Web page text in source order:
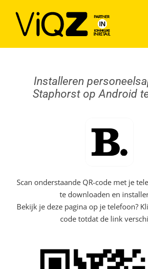
inhoud
Installeren
Staphorst op Android
Scan onderstaande QR-code met je
te downloaden en
Bekijk je deze pagina op je telefoon?
code totdat de link